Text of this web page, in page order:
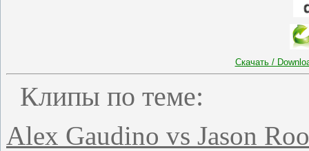
Скачать /
Клипы по теме:
Alex Gaudino vs Jason